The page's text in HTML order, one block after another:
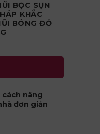
BỌC SỤN
KHẮC
BÓNG ĐỎ
cách nâng
đơn giản